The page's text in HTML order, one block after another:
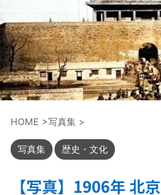
HOME >写真集 >
写真集 歴史・文化
【写真】1906年 北